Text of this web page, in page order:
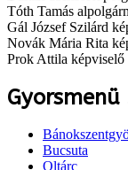
Tóth Tamás
Gál József Szilárd
Novák Mária Rita
Prok Attila képviselő
Gyorsmenü
Bucsuta
Oltárc